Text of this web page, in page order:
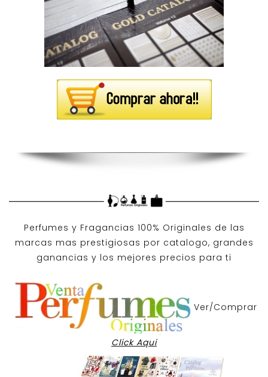
Perfumes y Fragancias 100% Originales de las
marcas mas prestigiosas por catalogo, grandes
ganancias y los mejores precios para ti
Ver/Comprar
Click Aqui